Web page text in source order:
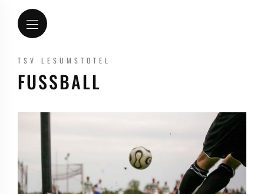
TSV LESUMSTOTEL
FUSSBALL